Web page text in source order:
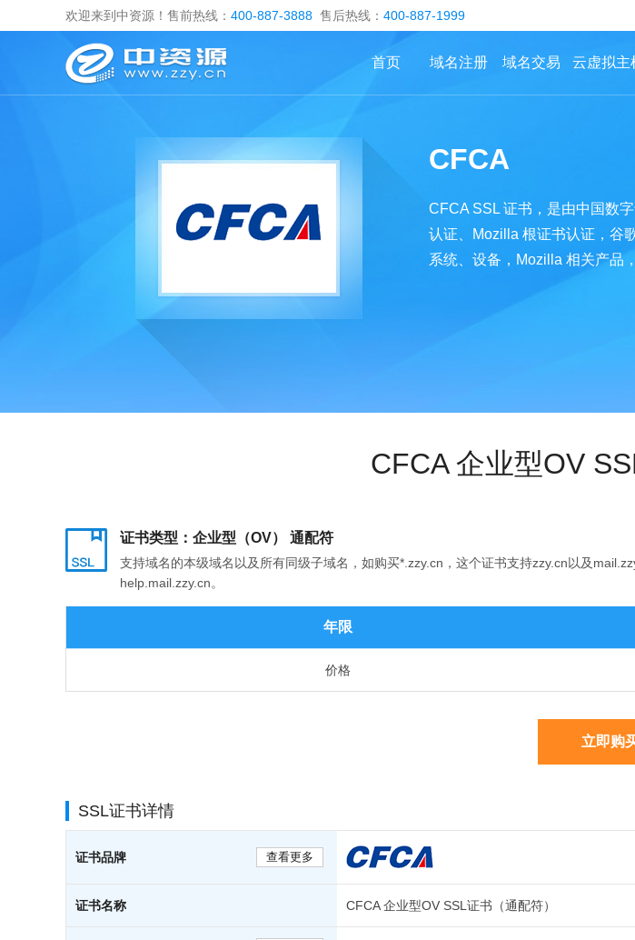
欢迎来到中资源！售前热线： 400-887-3888 售后热线： 400-887-1999
云虚拟主
域名交易
域名注册
首页
CFCA
CFCA SSL 证书，是由中国数
认证、Mozilla 根证书认证，谷
系统、设备，Mozilla 相关产品
CFCA 企业型OV
证书类型：企业型（OV） 通配符
支持域名的本级域名以及所有同级子域名，如购买*.zzy.cn，这个证书支持zzy.cn以及
help.mail.zzy.cn。
年限
价格
立即购
SSL证书详情
查看更多
证书品牌
证书名称 CFCA 企业型OV SSL证书（通配符）